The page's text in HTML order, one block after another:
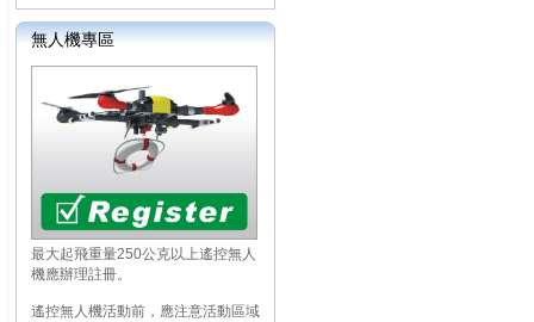
無人機專區
最大起飛重量250公克以上遙控無人
機應辦理註冊。
遙控無人機活動前，應注意活動區域